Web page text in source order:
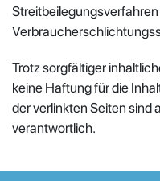
Trotz sorgfältiger
keine Haftung für die
der verlinkten Seiten sind
verantwortlich.